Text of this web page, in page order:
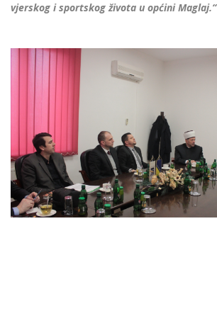
vjerskog i sportskog života u općini Maglaj.“